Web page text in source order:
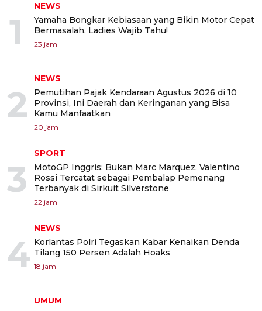
1
NEWS
Yamaha Bongkar Kebiasaan yang Bikin Motor Cepat
Bermasalah, Ladies Wajib Tahu!
23 jam
2
NEWS
Pemutihan Pajak Kendaraan Agustus 2026 di 10
Provinsi, Ini Daerah dan Keringanan yang Bisa
Kamu Manfaatkan
20 jam
3
SPORT
MotoGP Inggris: Bukan Marc Marquez, Valentino
Rossi Tercatat sebagai Pembalap Pemenang
Terbanyak di Sirkuit Silverstone
22 jam
4
NEWS
Korlantas Polri Tegaskan Kabar Kenaikan Denda
Tilang 150 Persen Adalah Hoaks
18 jam
UMUM